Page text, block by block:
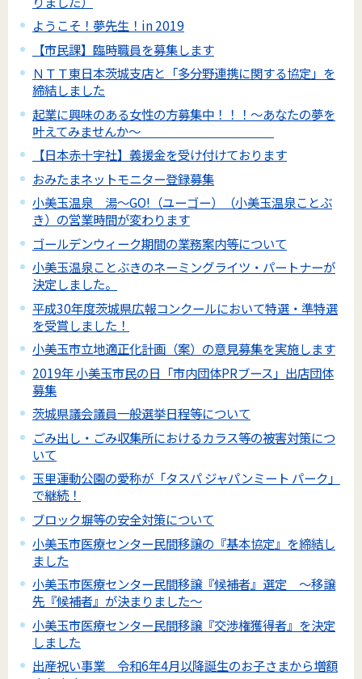
ようこそ！夢先生！in 2019
【市民課】臨時職員を募集します
ＮＴＴ東日本茨城支店と「多分野連携に関する協定」を
締結しました
起業に興味のある女性の方募集中！！！～あなたの夢を
叶えてみませんか～
【日本赤十字社】義援金を受け付けております
おみたまネットモニター登録募集
小美玉温泉 湯～GO!（ユーゴー）（小美玉温泉ことぶ
き）の営業時間が変わります
ゴールデンウィーク期間の業務案内等について
小美玉温泉ことぶきのネーミングライツ・パートナーが
決定しました。
平成30年度茨城県広報コンクールにおいて特選・準特選
を受賞しました！
小美玉市立地適正化計画（案）の意見募集を実施します
2019年 小美玉市民の日「市内団体PRブース」出店団体
募集
茨城県議会議員一般選挙日程等について
ごみ出し・ごみ収集所におけるカラス等の被害対策につ
いて
玉里運動公園の愛称が「タスパ ジャパンミート パーク」
で継続！
ブロック塀等の安全対策について
小美玉市医療センター民間移譲の『基本協定』を締結し
ました
小美玉市医療センター民間移譲『候補者』選定 ～移譲
先『候補者』が決まりました～
小美玉市医療センター民間移譲『交渉権獲得者』を決定
しました
出産祝い事業 令和6年4月以降誕生のお子さまから増額